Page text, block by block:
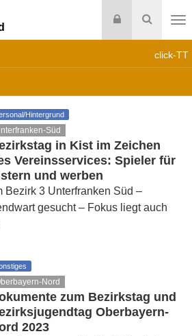
Suche
Login
click-TT
Hintergrund
Süd
in Kist im Zeichen
Vereinsservices: Spieler für
und werben
Bezirk 3 Unterfranken Süd –
gesucht – Fokus liegt auch
Nord
zum Bezirkstag und
Oberbayern-
2023